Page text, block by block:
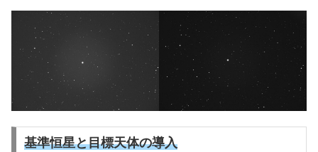
基準恒星と目標天体の導入